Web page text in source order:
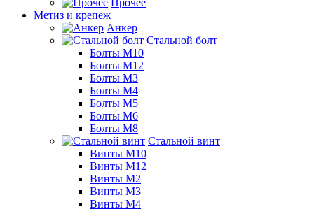
Прочее
Метиз и крепеж
Анкер
Стальной болт
Болты М10
Болты М12
Болты М3
Болты М4
Болты М5
Болты М6
Болты М8
Стальной винт
Винты М10
Винты М12
Винты М2
Винты М3
Винты М4